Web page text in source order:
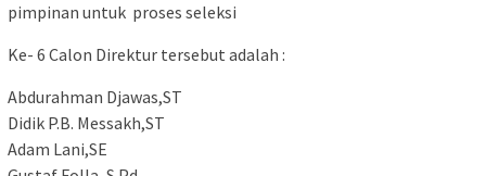
pimpinan untuk proses seleksi
Ke- 6 Calon Direktur tersebut adalah :
Abdurahman Djawas,ST
Didik P.B. Messakh,ST
Adam Lani,SE